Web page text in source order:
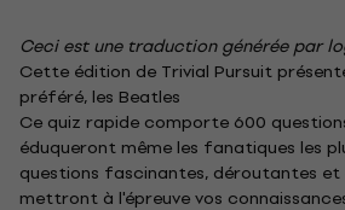
Ceci est une traduction générée par
Cette édition de Trivial Pursuit
préféré, les Beatles
Ce quiz rapide comporte 600
éduqueront même les fanatiques les
questions fascinantes, déroutantes
mettront à l'épreuve vos